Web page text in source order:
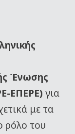
Ένωσης
ΕΠΕΡΕ) για
με τα
ρόλο του